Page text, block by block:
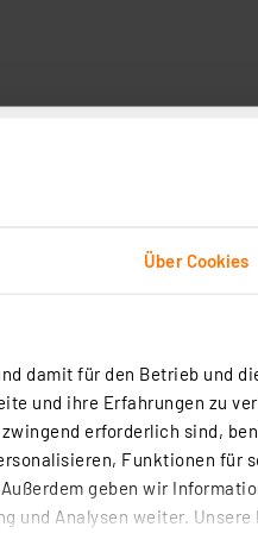
Über Cookies
damit für den Betrieb und
und ihre Erfahrungen zu
erforderlich sind,
Funktionen für
geben wir
und Analysen weiter. Unsere
wesentlich höheren
ohne sich
über eine hohe
bspw. für die